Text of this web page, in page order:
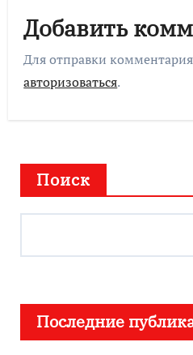
Добавить
Для отправки
авторизоваться.
Поиск
Последние